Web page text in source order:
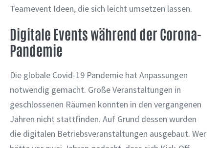
Teamevent Ideen, die sich leicht umsetzen lassen.
Digitale Events während der Corona-
Pandemie
Die globale Covid-19 Pandemie hat Anpassungen
notwendig gemacht. Große Veranstaltungen in
geschlossenen Räumen konnten in den vergangenen
Jahren nicht stattfinden. Auf Grund dessen wurden
die digitalen Betriebsveranstaltungen ausgebaut. Wer